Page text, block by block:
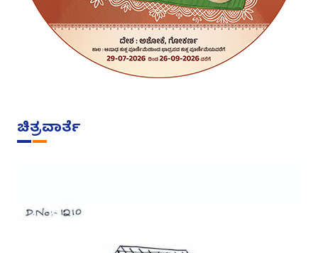
ಚಿತ್ರವಾರ್ತೆ